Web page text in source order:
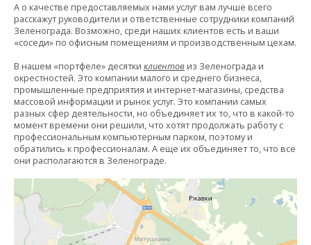
А о качестве предоставляемых нами услуг вам лучше всего
расскажут руководители и ответственные сотрудники компаний
Зеленограда. Возможно, среди наших клиентов есть и ваши
«соседи» по офисным помещениям и производственным цехам.
В нашем «портфеле» десятки клиентов из Зеленограда и
окрестностей. Это компании малого и среднего бизнеса,
промышленные предприятия и интернет-магазины, средства
массовой информации и рынок услуг. Это компании самых
разных сфер деятельности, но объединяет их то, что в какой-то
момент времени они решили, что хотят продолжать работу с
профессиональным компьютерным парком, поэтому и
обратились к профессионалам. А еще их объединяет то, что все
они располагаются в Зеленограде.